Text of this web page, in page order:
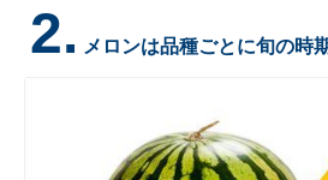
2. メロンは品種ごとに旬の時